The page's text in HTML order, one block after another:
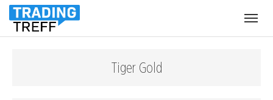
Tiger Gold